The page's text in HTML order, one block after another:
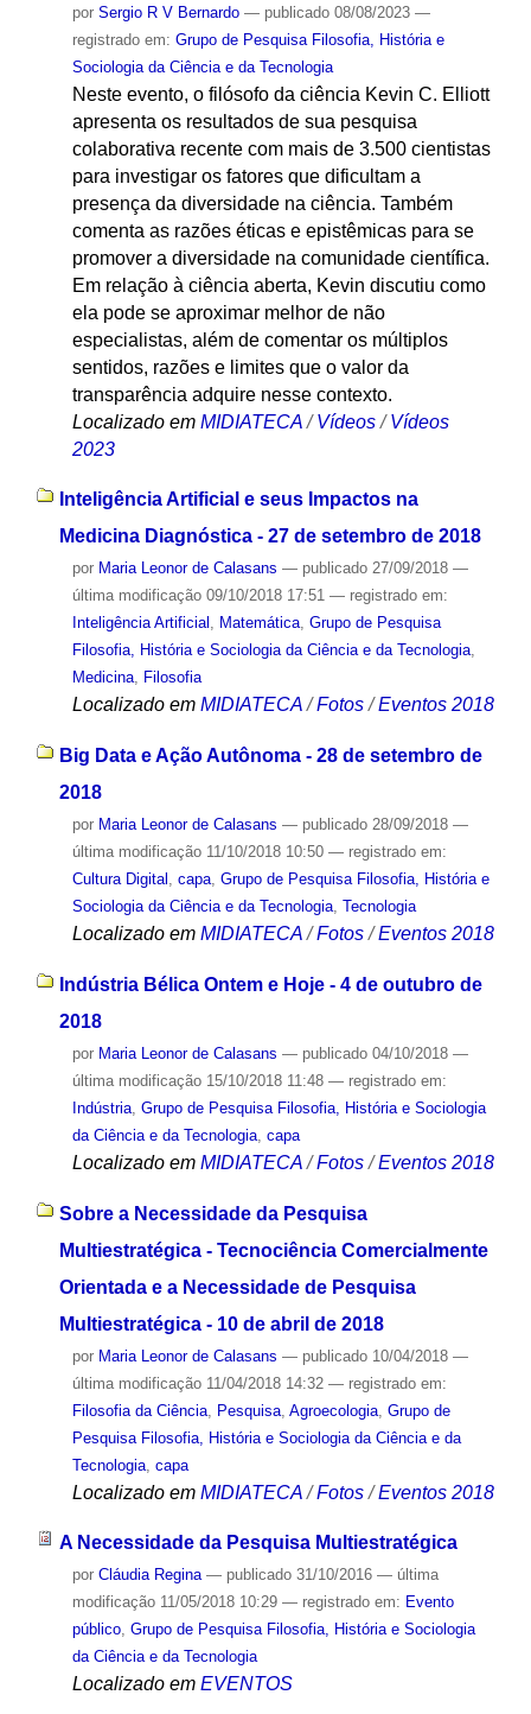
por Sergio R V Bernardo — publicado08/08/2023 —
registrado em: Grupo de Pesquisa Filosofia, História e
Sociologia da Ciência e da Tecnologia
Neste evento, o filósofo da ciência Kevin C. Elliott
apresenta os resultados de sua pesquisa
colaborativa recente com mais de 3.500 cientistas
para investigar os fatores que dificultam a
presença da diversidade na ciência. Também
comenta as razões éticas e epistêmicas para se
promover a diversidade na comunidade científica.
Em relação à ciência aberta, Kevin discutiu como
ela pode se aproximar melhor de não
especialistas, além de comentar os múltiplos
sentidos, razões e limites que o valor da
transparência adquire nesse contexto.
Localizado em MIDIATECA /Vídeos /Vídeos
2023
Inteligência Artificial e seus Impactos na
Medicina Diagnóstica - 27 de setembro de 2018
por Maria Leonor de Calasans — publicado27/09/2018 —
última modificação09/10/2018 17:51 — registrado em:
Inteligência Artificial , Matemática, Grupo de Pesquisa
Filosofia, História e Sociologia da Ciência e da Tecnologia,
Medicina, Filosofia
Localizado em MIDIATECA /Fotos /Eventos 2018
Big Data e Ação Autônoma - 28 de setembro de
2018
por Maria Leonor de Calasans — publicado28/09/2018 —
última modificação11/10/2018 10:50 — registrado em:
Cultura Digital , capa, Grupo de Pesquisa Filosofia, História e
Sociologia da Ciência e da Tecnologia, Tecnologia
Localizado em MIDIATECA /Fotos /Eventos 2018
Indústria Bélica Ontem e Hoje - 4 de outubro de
2018
por Maria Leonor de Calasans — publicado04/10/2018 —
última modificação15/10/2018 11:48 — registrado em:
Indústria, Grupo de Pesquisa Filosofia, História e Sociologia
da Ciência e da Tecnologia, capa
Localizado em MIDIATECA /Fotos /Eventos 2018
Sobre a Necessidade da Pesquisa
Multiestratégica - Tecnociência Comercialmente
Orientada e a Necessidade de Pesquisa
Multiestratégica - 10 de abril de 2018
por Maria Leonor de Calasans — publicado10/04/2018 —
última modificação11/04/2018 14:32 — registrado em:
Filosofia da Ciência, Pesquisa, Agroecologia, Grupo de
Pesquisa Filosofia, História e Sociologia da Ciência e da
Tecnologia, capa
Localizado em MIDIATECA /Fotos /Eventos 2018
A Necessidade da Pesquisa Multiestratégica
por Cláudia Regina — publicado31/10/2016 — última
modificação11/05/2018 10:29 — registrado em: Evento
público, Grupo de Pesquisa Filosofia, História e Sociologia
da Ciência e da Tecnologia
Localizado em EVENTOS